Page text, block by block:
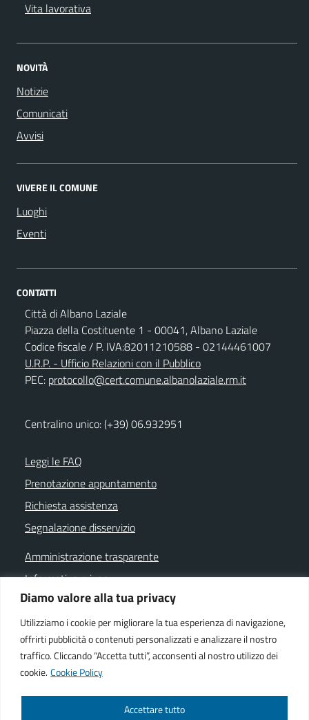
Diamo valore alla tua privacy
Utilizziamo i cookie per migliorare la tua esperienza di navigazione,
offrirti pubblicità o contenuti personalizzati e analizzare il nostro
traffico. Cliccando “Accetta tutti”, acconsenti al nostro utilizzo dei
cookie. Cookie Policy
Accettare tutto
Vita lavorativa
NOVITÀ
Notizie
Comunicati
Avvisi
VIVERE IL COMUNE
Luoghi
Eventi
CONTATTI
Città di Albano Laziale
Piazza della Costituente 1 - 00041, Albano Laziale
Codice fiscale / P. IVA:82011210588 - 02144461007
U.R.P. - Ufficio Relazioni con il Pubblico
PEC: protocollo@cert.comune.albanolaziale.rm.it
Centralino unico: (+39) 06.932951
Leggi le FAQ
Prenotazione appuntamento
Richiesta assistenza
Segnalazione disservizio
Amministrazione trasparente
Informativa privacy
Note legali
Dichiarazione di accessibilità
Cookie policy